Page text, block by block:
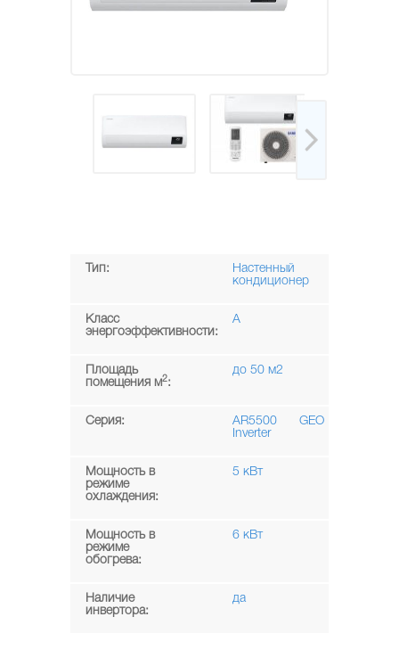
Тип:
Настенный
кондиционер
Класс
энергоэффективности:
A
Площадь
помещения м2:
до 50 м2
Серия:
AR5500 GEO
Inverter
Мощность в
режиме
охлаждения:
5 кВт
Мощность в
режиме
обогрева:
6 кВт
Наличие
инвертора:
да